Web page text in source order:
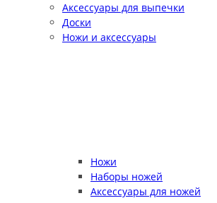
Аксессуары для выпечки
Доски
Ножи и аксессуары
Ножи
Наборы ножей
Аксессуары для ножей